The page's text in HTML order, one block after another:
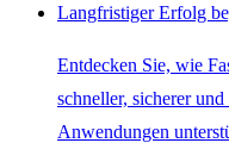
Langfristiger Erfolg
Entdecken Sie, wie
schneller, sicherer
Anwendungen